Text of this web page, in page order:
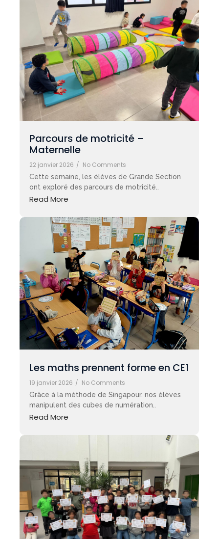
Parcours de motricité –
Maternelle
22 janvier 2026 / No Comments
Cette semaine, les élèves de Grande Section
ont exploré des parcours de motricité..
Read More
Les maths prennent forme en CE1
19 janvier 2026 / No Comments
Grâce à la méthode de Singapour, nos élèves
manipulent des cubes de numération..
Read More